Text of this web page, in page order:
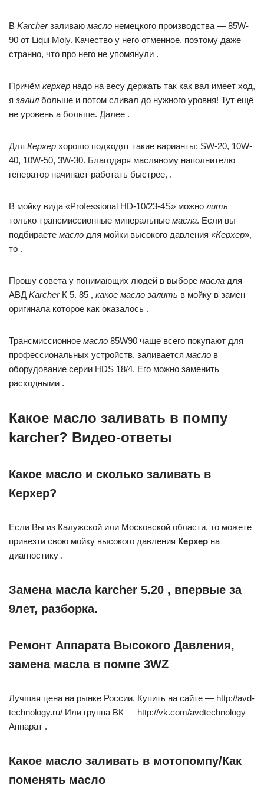
В Karcherзаливаю масло немецкого производства — 85W-
90 от Liqui Moly. Качество у него отменное, поэтому даже
странно, что про него не упомянули .
Причём керхер надо на весу держать так как вал имеет ход,
я залил больше и потом сливал до нужного уровня! Тут ещё
не уровень а больше. Далее .
Для Керхер хорошо подходят такие варианты: SW-20, 10W-
40, 10W-50, 3W-30. Благодаря масляному наполнителю
генератор начинает работать быстрее, .
В мойку вида «Professional HD-10/23-4S» можно лить
только трансмиссионные минеральные масла. Если вы
подбираете масло для мойки высокого давления «Керхер»,
то .
Прошу совета у понимающих людей в выборе масла для
АВД KarcherК 5. 85 , какое масло залить в мойку в замен
оригинала которое как оказалось .
Трансмиссионное масло 85W90 чаще всего покупают для
профессиональных устройств, заливается масло в
оборудование серии HDS 18/4. Его можно заменить
расходными .
Какое масло заливать в помпу
karcher? Видео-ответы
Какое масло и сколько заливать в
Керхер?
Если Вы из Калужской или Московской области, то можете
привезти свою мойку высокого давления Керхер на
диагностику .
Замена масла karcher 5.20 , впервые за
9лет, разборка.
Ремонт Аппарата Высокого Давления,
замена масла в помпе 3WZ
Лучшая цена на рынке России. Купить на сайте — http://avd-
technology.ru/ Или группа ВК — http://vk.com/avdtechnology
Аппарат .
Какое масло заливать в мотопомпу/Как
поменять масло